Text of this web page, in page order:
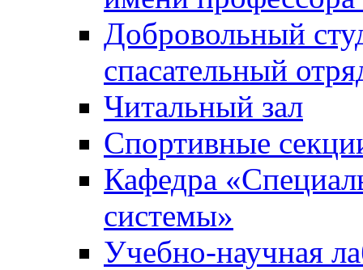
Добровольный
спасательный
Читальный зал
Спортивные
Кафедра
системы»
Учебно-научная